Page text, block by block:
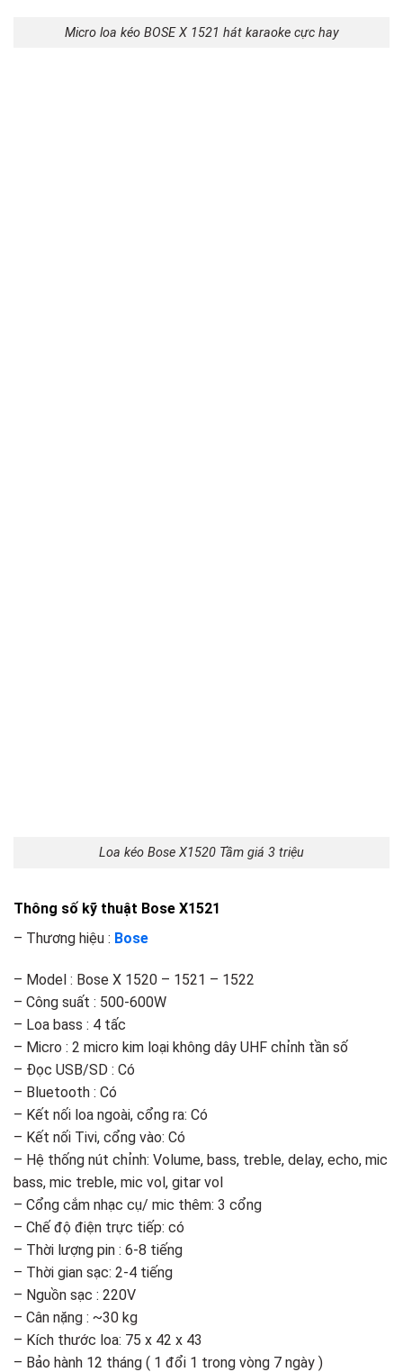
Micro loa kéo BOSE X 1521 hát karaoke cực hay
Loa kéo Bose X1520 Tầm giá 3 triệu
Thông số kỹ thuật Bose X1521
– Thương hiệu : Bose
– Model : Bose X 1520 – 1521 – 1522
– Công suất : 500-600W
– Loa bass : 4 tấc
– Micro : 2 micro kim loại không dây UHF chỉnh tần số
– Đọc USB/SD : Có
– Bluetooth : Có
– Kết nối loa ngoài, cổng ra: Có
– Kết nối Tivi, cổng vào: Có
– Hệ thống nút chỉnh: Volume, bass, treble, delay, echo, mic
bass, mic treble, mic vol, gitar vol
– Cổng cắm nhạc cụ/ mic thêm: 3 cổng
– Chế độ điện trực tiếp: có
– Thời lượng pin : 6-8 tiếng
– Thời gian sạc: 2-4 tiếng
– Nguồn sạc : 220V
– Cân nặng : ~30 kg
– Kích thước loa: 75 x 42 x 43
– Bảo hành 12 tháng ( 1 đổi 1 trong vòng 7 ngày )